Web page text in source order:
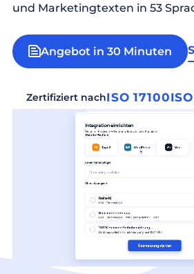
und Marketingtexten in 53
Angebot in 30 Minuten
Zertifiziert nachISO 17100